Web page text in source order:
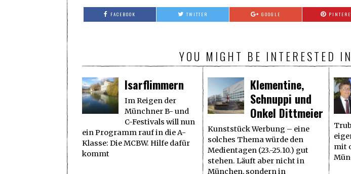
FACEBOOK TWITTER GOOGLE
YOU MIGHT BE INTERESTED IN
Isarflimmern
Im Reigen der
Münchner B- und
C-Festivals will nun
ein Programm rauf in die A-
Klasse: Die MCBW. Hilfe dafür
kommt
Klementine,
Schnuppi und
Onkel Dittmeier
Kunststück Werbung – eine
solches Thema würde den
Medientagen (23.-25.10.) gut
stehen. Läuft aber nicht in
München, sondern in
mit